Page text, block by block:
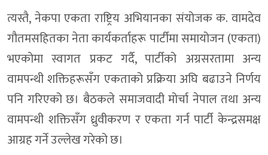
त्यस्तै, नेकपा एकता राष्ट्रिय अभियानका संयोजक क. वामदेव
गौतमसहितका नेता कार्यकर्ताहरू पार्टीमा समायोजन (एकता)
भएकोमा स्वागत प्रकट गर्दै, पार्टीको अग्रसरतामा अन्य
वामपन्थी शक्तिहरूसँग एकताको प्रक्रिया अघि बढाउने निर्णय
पनि गरिएको छ। बैठकले समाजवादी मोर्चा नेपाल तथा अन्य
वामपन्थी शक्तिसँग ध्रुवीकरण र एकता गर्न पार्टी केन्द्रसमक्ष
आग्रह गर्ने उल्लेख गरेको छ।